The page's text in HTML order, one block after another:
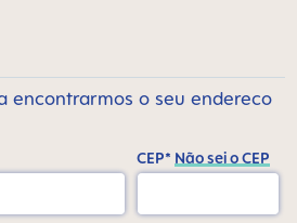
encontrarmos o seu endereco
CEP* Não sei o CEP